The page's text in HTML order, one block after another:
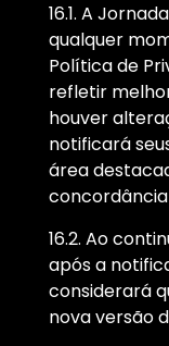
16.1. A
qualquer
Política de
refletir
houver
notificará
área
16.2. Ao
após a
considerará
nova versão